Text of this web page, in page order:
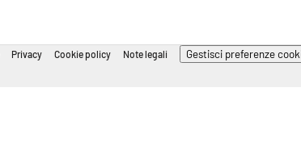
Privacy Cookie policy Note legali Gestisci preferenze